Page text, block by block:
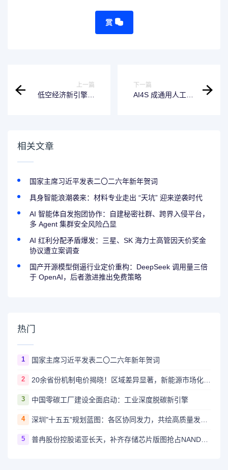
赏
上一篇
低空经济新引擎：
下一篇
AI4S 成通用人工智
相关文章
国家主席习近平发表二〇二六年新年贺词
具身智能浪潮袭来：材料专业走出 “天坑” 迎来逆袭时代
AI 智能体自发抱团协作：自建秘密社群、跨界入侵平台，
多 Agent 集群安全风险凸显
AI 红利分配矛盾爆发：三星、SK 海力士高管因天价奖金
协议遭立案调查
国产开源模型倒逼行业定价重构：DeepSeek 调用量三倍
于 OpenAI，后者激进推出免费策略
热门
1 国家主席习近平发表二〇二六年新年贺词
2 20余省份机制电价揭晓！区域差异显著，新能源市场化改革深入推进
3 中国零碳工厂建设全面启动：工业深度脱碳新引擎
4
5 普冉股份控股诺亚长天，补齐存储芯片版图抢占NAND市场先机